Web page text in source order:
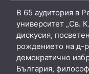
В 65 аудитория в
университет „Св.
дискусия,
рождението на д-
демократично
България,